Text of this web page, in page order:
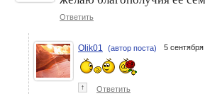
Ответить
Olik01 (автор поста) 5
↑ Ответить